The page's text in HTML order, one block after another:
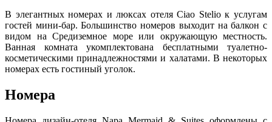
В элегантных номерах и люксах отеля Ciao Stelio к услугам
гостей мини-бар. Большинство номеров выходит на балкон с
видом на Средиземное море или окружающую местность.
Ванная комната укомплектована бесплатными туалетно-
косметическими принадлежностями и халатами. В некоторых
номерах есть гостиный уголок.
Номера